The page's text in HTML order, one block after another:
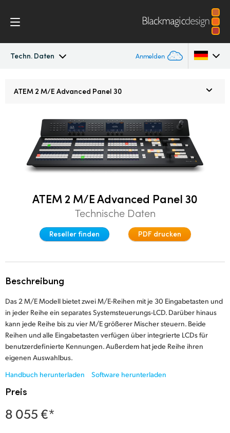
Techn. Daten Anmelden
Funktionen
Softwaresteuerung
Advanced Panel
Austria
Brazil
Canada
China
Finland
France
Germany
Hong Kong SAR, China
India
Italy
Japan
Mexico
ATEM 2 M/E Advanced Panel 30
ATEM 2 M/E Advanced Panel 30
Technische Daten
Reseller finden PDF drucken
Beschreibung
Das 2 M/E Modell bietet zwei M/E-Reihen mit je 30 Eingabetasten und
in jeder Reihe ein separates Systemsteuerungs-LCD. Darüber hinaus
kann jede Reihe bis zu vier M/E größerer Mischer steuern. Beide
Reihen und alle Eingabetasten verfügen über integrierte LCDs für
benutzerdefinierte Kennungen. Außerdem hat jede Reihe ihren
eigenen Auswahlbus.
Handbuch herunterladen
Software herunterladen
Preis
8 055 €*